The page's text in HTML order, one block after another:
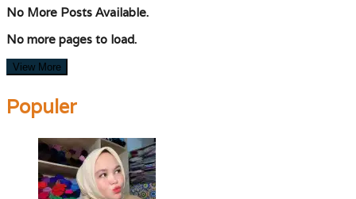
No More Posts Available.
No more pages to load.
View More
Populer